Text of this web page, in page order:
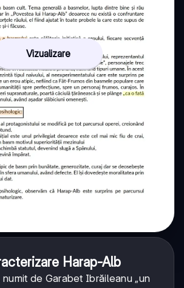
Vizualizare
Harap-Alb
de Garabet Ibrăileanu „un